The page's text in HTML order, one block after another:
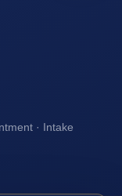
· Intake